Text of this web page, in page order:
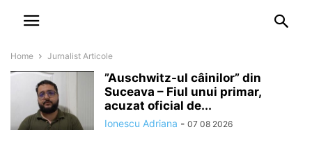
Home Jurnalist Articole
”Auschwitz-ul câinilor” din
Suceava – Fiul unui primar,
acuzat oficial de...
Ionescu Adriana - 07 08 2026